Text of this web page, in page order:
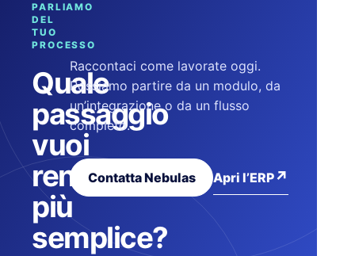
PARLIAMO
DEL
TUO
PROCESSO
Quale
passaggio
vuoi
rendere
più
semplice?
Raccontaci come lavorate oggi.
Possiamo partire da un modulo, da
un’integrazione o da un flusso
completo.
Contatta Nebulas Apri l’ERP ↗